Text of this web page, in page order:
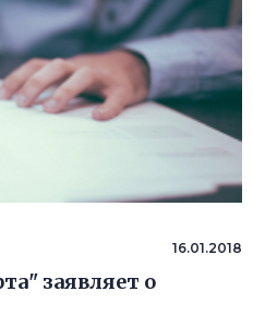
16.01.2018
заявляет о